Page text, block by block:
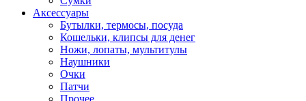
Аксессуары
Бутылки, термосы, посуда
Кошельки, клипсы для денег
Ножи, лопаты, мультитулы
Наушники
Очки
Патчи
Прочее